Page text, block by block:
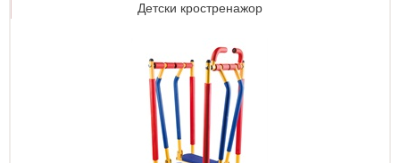
Детски кростренажор